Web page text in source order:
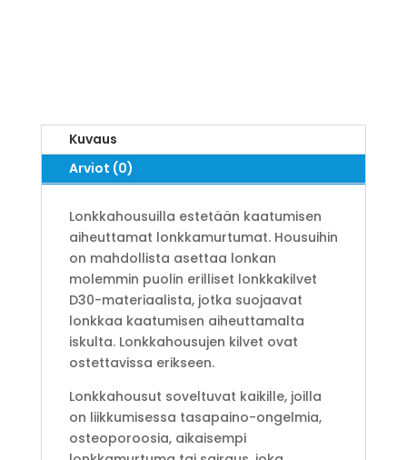
Kuvaus
Arviot (0)
Lonkkahousuilla estetään kaatumisen
aiheuttamat lonkkamurtumat. Housuihin
on mahdollista asettaa lonkan
molemmin puolin erilliset lonkkakilvet
D30-materiaalista, jotka suojaavat
lonkkaa kaatumisen aiheuttamalta
iskulta. Lonkkahousujen kilvet ovat
ostettavissa erikseen.
Lonkkahousut soveltuvat kaikille, joilla
on liikkumisessa tasapaino-ongelmia,
osteoporoosia, aikaisempi